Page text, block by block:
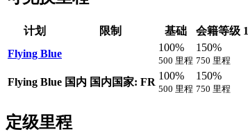
计划 限制 基础 会籍等级 1
Flying Blue
100%
500 里程
150%
750 里程
Flying Blue 国内 国内国家: FR
100%
500 里程
150%
750 里程
定级里程